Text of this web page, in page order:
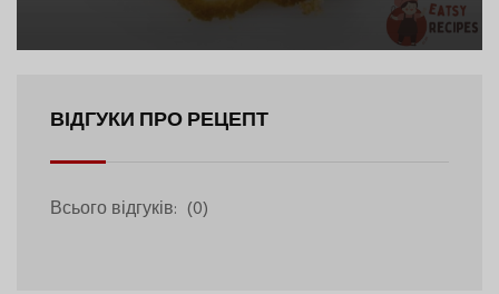
ВІДГУКИ ПРО РЕЦЕПТ
Всього відгуків: (0)